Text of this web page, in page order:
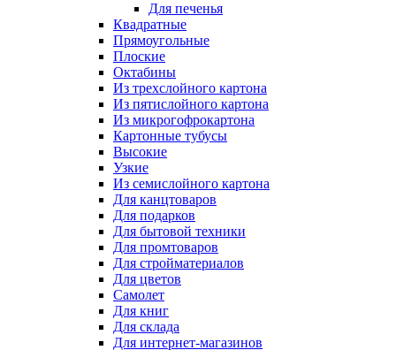
Для печенья
Квадратные
Прямоугольные
Плоские
Октабины
Из трехслойного картона
Из пятислойного картона
Из микрогофрокартона
Картонные тубусы
Высокие
Узкие
Из семислойного картона
Для канцтоваров
Для подарков
Для бытовой техники
Для промтоваров
Для стройматериалов
Для цветов
Самолет
Для книг
Для склада
Для интернет-магазинов